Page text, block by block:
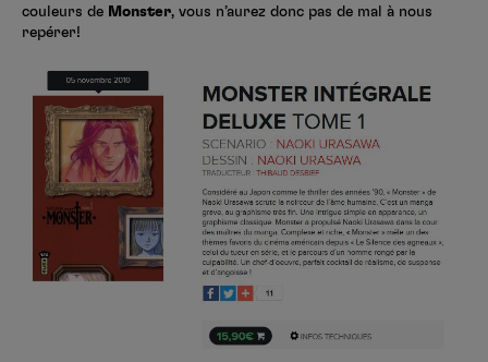
couleurs de Monster, vous n’aurez donc pas de mal à nous
repérer!